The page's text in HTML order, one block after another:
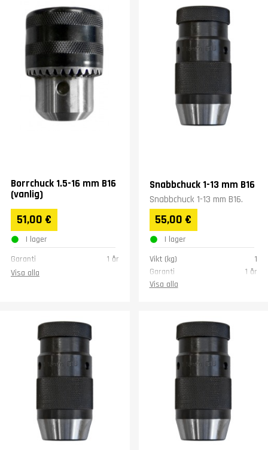
Borrchuck 1.5-16 mm B16
(vanlig)
51,00 €
I lager
Garanti
1 år
Visa alla
Snabbchuck 1-13 mm B16
Snabbchuck 1-13 mm B16.
55,00 €
I lager
Vikt (kg)
1
Garanti
1 år
Visa alla